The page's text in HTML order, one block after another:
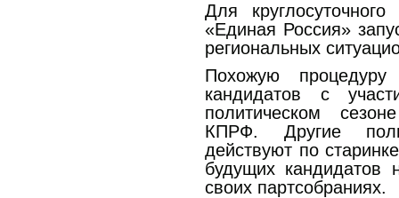
Для
«Единая Россия»
региональных
Похожую
кандидатов с
политическом
КПРФ. Другие
действуют по
будущих
своих партсобраниях.